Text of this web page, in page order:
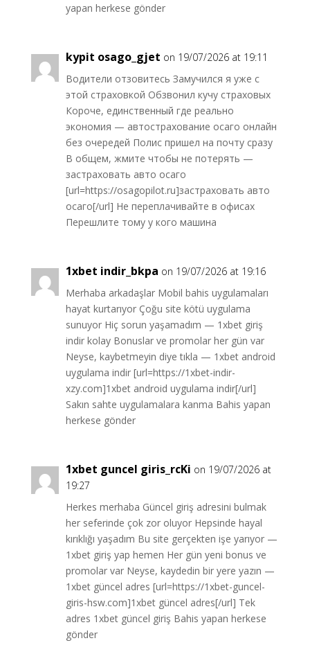
yapan herkese gönder
kypit osago_gjet on 19/07/2026 at 19:11
Водители отзовитесь Замучился я уже с
этой страховкой Обзвонил кучу страховых
Короче, единственный где реально
экономия — автострахование осаго онлайн
без очередей Полис пришел на почту сразу
В общем, жмите чтобы не потерять —
застраховать авто осаго
[url=https://osagopilot.ru]застраховать авто
осаго[/url] Не переплачивайте в офисах
Перешлите тому у кого машина
1xbet indir_bkpa on 19/07/2026 at 19:16
Merhaba arkadaşlar Mobil bahis uygulamaları
hayat kurtarıyor Çoğu site kötü uygulama
sunuyor Hiç sorun yaşamadım — 1xbet giriş
indir kolay Bonuslar ve promolar her gün var
Neyse, kaybetmeyin diye tıkla — 1xbet android
uygulama indir [url=https://1xbet-indir-
xzy.com]1xbet android uygulama indir[/url]
Sakın sahte uygulamalara kanma Bahis yapan
herkese gönder
1xbet guncel giris_rcKi on 19/07/2026 at
19:27
Herkes merhaba Güncel giriş adresini bulmak
her seferinde çok zor oluyor Hepsinde hayal
kırıklığı yaşadım Bu site gerçekten işe yarıyor —
1xbet giriş yap hemen Her gün yeni bonus ve
promolar var Neyse, kaydedin bir yere yazın —
1xbet güncel adres [url=https://1xbet-guncel-
giris-hsw.com]1xbet güncel adres[/url] Tek
adres 1xbet güncel giriş Bahis yapan herkese
gönder